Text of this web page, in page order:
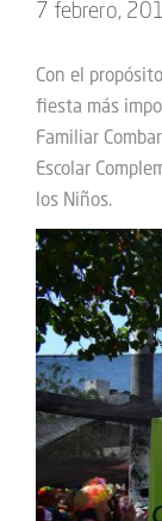
7 febrero,
Con el
fiesta más
Familiar
Escolar
los Niños.